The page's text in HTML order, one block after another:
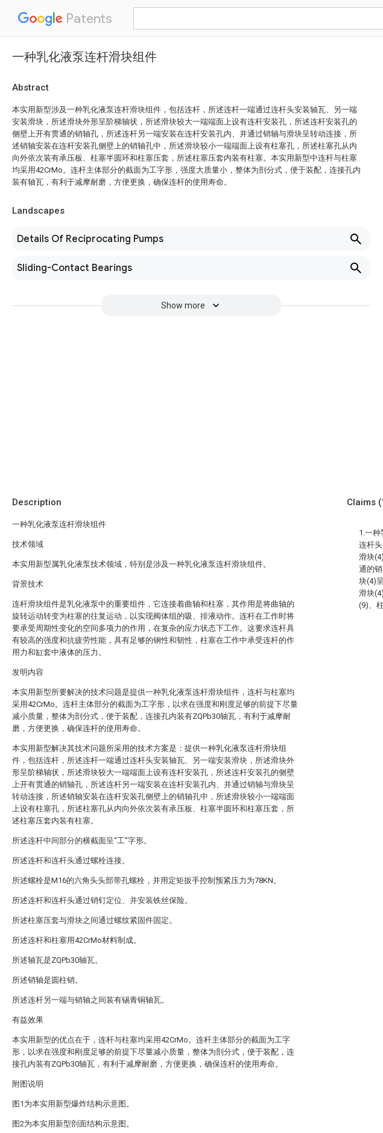
Patents
一种乳化液泵连杆滑块组件
Abstract
本实用新型涉及一种乳化液泵连杆滑块组件，包括连杆，所述连杆一端通过连杆头安装轴瓦、另一端
安装滑块，所述滑块外形呈阶梯轴状，所述滑块较大一端端面上设有连杆安装孔，所述连杆安装孔的
侧壁上开有贯通的销轴孔，所述连杆另一端安装在连杆安装孔内、并通过销轴与滑块呈转动连接，所
述销轴安装在连杆安装孔侧壁上的销轴孔中，所述滑块较小一端端面上设有柱塞孔，所述柱塞孔从内
向外依次装有承压板、柱塞半圆环和柱塞压套，所述柱塞压套内装有柱塞。本实用新型中连杆与柱塞
均采用42CrMo。连杆主体部分的截面为工字形，强度大质量小，整体为剖分式，便于装配，连接孔内
装有轴瓦，有利于减摩耐磨，方便更换，确保连杆的使用寿命。
Landscapes
Details Of Reciprocating Pumps
Sliding-Contact Bearings
Show more
Description
一种乳化液泵连杆滑块组件
技术领域
本实用新型属乳化液泵技术领域，特别是涉及一种乳化液泵连杆滑块组件。
背景技术
连杆滑块组件是乳化液泵中的重要组件，它连接着曲轴和柱塞，其作用是将曲轴的
旋转运动转变为柱塞的往复运动，以实现阀体组的吸、排液动作。连杆在工作时将
要承受周期性变化的空间多项力的作用，在复杂的应力状态下工作。这要求连杆具
有较高的强度和抗疲劳性能，具有足够的钢性和韧性，柱塞在工作中承受连杆的作
用力和缸套中液体的压力。
发明内容
本实用新型所要解决的技术问题是提供一种乳化液泵连杆滑块组件，连杆与柱塞均
采用42CrMo。连杆主体部分的截面为工字形，以求在强度和刚度足够的前提下尽量
减小质量，整体为剖分式，便于装配，连接孔内装有ZQPb30轴瓦，有利于减摩耐
磨，方便更换，确保连杆的使用寿命。
本实用新型解决其技术问题所采用的技术方案是：提供一种乳化液泵连杆滑块组
件，包括连杆，所述连杆一端通过连杆头安装轴瓦、另一端安装滑块，所述滑块外
形呈阶梯轴状，所述滑块较大一端端面上设有连杆安装孔，所述连杆安装孔的侧壁
上开有贯通的销轴孔，所述连杆另一端安装在连杆安装孔内、并通过销轴与滑块呈
转动连接，所述销轴安装在连杆安装孔侧壁上的销轴孔中，所述滑块较小一端端面
上设有柱塞孔，所述柱塞孔从内向外依次装有承压板、柱塞半圆环和柱塞压套，所
述柱塞压套内装有柱塞。
所述连杆中间部分的横截面呈“工”字形。
所述连杆和连杆头通过螺栓连接。
所述螺栓是M16的六角头头部带孔螺栓，并用定矩扳手控制预紧压力为78KN。
所述连杆和连杆头通过销钉定位、并安装铁丝保险。
所述柱塞压套与滑块之间通过螺纹紧固件固定。
所述连杆和柱塞用42CrMo材料制成。
所述轴瓦是ZQPb30轴瓦。
所述销轴是圆柱销。
所述连杆另一端与销轴之间装有锡青铜轴瓦。
有益效果
本实用新型的优点在于，连杆与柱塞均采用42CrMo。连杆主体部分的截面为工字
形，以求在强度和刚度足够的前提下尽量减小质量，整体为剖分式，便于装配，连
接孔内装有ZQPb30轴瓦，有利于减摩耐磨，方便更换，确保连杆的使用寿命。
附图说明
图1为本实用新型爆炸结构示意图。
图2为本实用新型剖面结构示意图。
Claims
1.一
连杆
滑块
通的
块(4)
滑块
(9)、